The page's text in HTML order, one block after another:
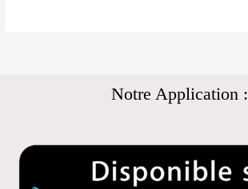
Notre Application :